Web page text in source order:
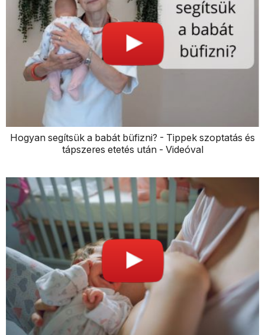
Hogyan segítsük a babát büfizni? - Tippek szoptatás és
tápszeres etetés után - Videóval